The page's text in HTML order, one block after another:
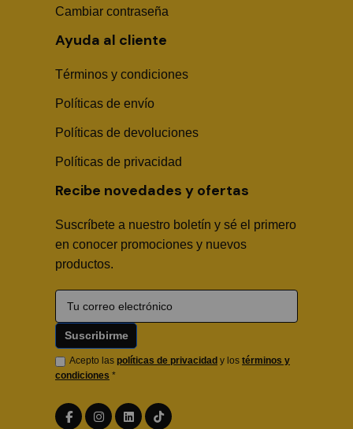
Cambiar contraseña
Ayuda al cliente
Términos y condiciones
Políticas de envío
Políticas de devoluciones
Políticas de privacidad
Recibe novedades y ofertas
Suscríbete a nuestro boletín y sé el primero
en conocer promociones y nuevos
productos.
Acepto las políticas de privacidad y los términos y
condiciones *
Sika Center AI
🤖
¿Necesitas asesoría técnica, fichas en PDF o buscas
algún producto?